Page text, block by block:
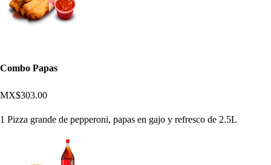
Combo Papas
MX$303.00
1 Pizza grande de pepperoni, papas en gajo y refresco de 2.5L